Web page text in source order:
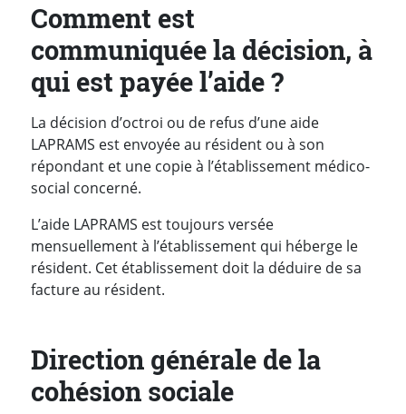
Comment est
communiquée la décision, à
qui est payée l’aide ?
La décision d’octroi ou de refus d’une aide
LAPRAMS est envoyée au résident ou à son
répondant et une copie à l’établissement médico-
social concerné.
L’aide LAPRAMS est toujours versée
mensuellement à l’établissement qui héberge le
résident. Cet établissement doit la déduire de sa
facture au résident.
Direction générale de la
cohésion sociale